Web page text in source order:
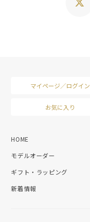
マイページ／ログイン
お気に入り
HOME
モデルオーダー
ギフト・ラッピング
新着情報